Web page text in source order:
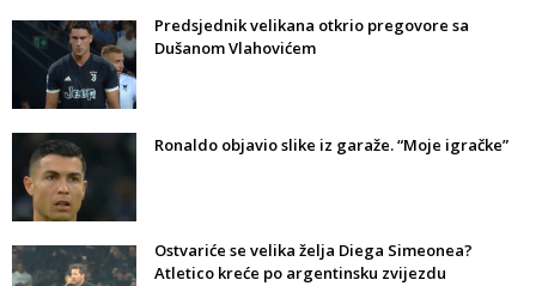
Predsjednik velikana otkrio pregovore sa
Dušanom Vlahovićem
Ronaldo objavio slike iz garaže. “Moje igračke”
Ostvariće se velika želja Diega Simeonea?
Atletico kreće po argentinsku zvijezdu